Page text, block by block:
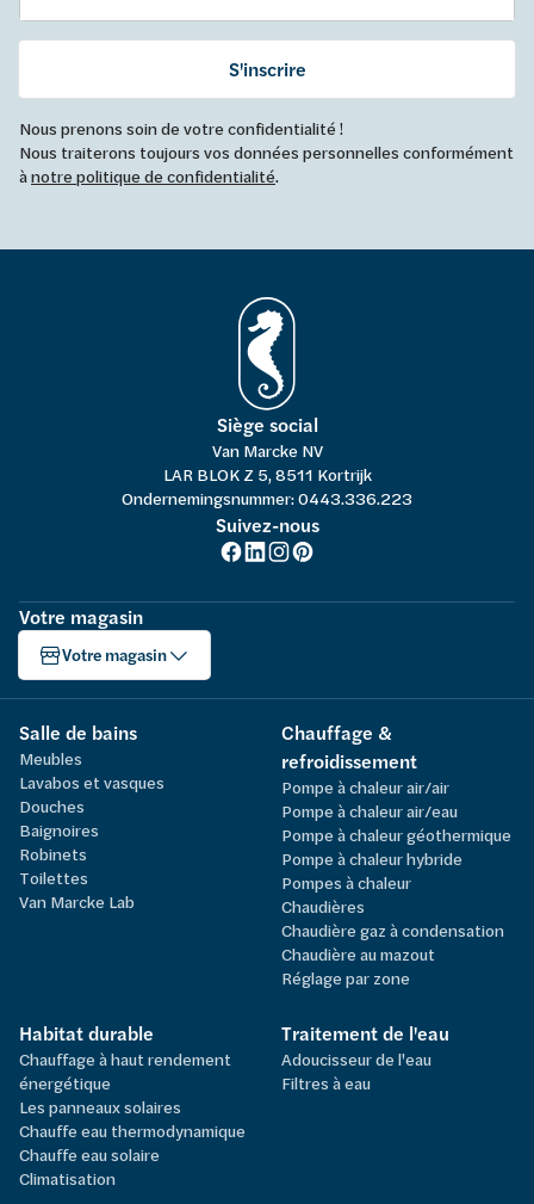
S'inscrire
Nous prenons soin de votre confidentialité !
Nous traiterons toujours vos données personnelles conformément
ànotre politique de confidentialité.
Siège social
Van Marcke NV
LAR BLOK Z 5, 8511 Kortrijk
Ondernemingsnummer: 0443.336.223
Suivez-nous
Votre magasin
Votre magasin
Salle de bains
Meubles
Lavabos et vasques
Douches
Baignoires
Robinets
Toilettes
Van Marcke Lab
Chauffage &
refroidissement
Pompe à chaleur air/air
Pompe à chaleur air/eau
Pompe à chaleur géothermique
Pompe à chaleur hybride
Pompes à chaleur
Chaudières
Chaudière gaz à condensation
Chaudière au mazout
Réglage par zone
Habitat durable
Chauffage à haut rendement
énergétique
Les panneaux solaires
Chauffe eau thermodynamique
Chauffe eau solaire
Climatisation
Traitement de l'eau
Adoucisseur de l'eau
Filtres à eau